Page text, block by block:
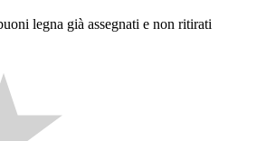
legna già assegnati e non ritirati